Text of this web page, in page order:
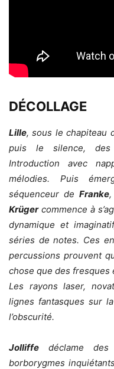
DÉCOLLAGE
Lille, sous le chapiteau
puis le silence, des
Introduction avec
mélodies. Puis
séquenceur de Franke,
Krügercommence à
dynamique et
séries de notes. Ces
percussions prouvent
chose que des fresques
Les rayons laser,
lignes fantasques sur
l’obscurité.
Jolliffe déclame des
borborygmes